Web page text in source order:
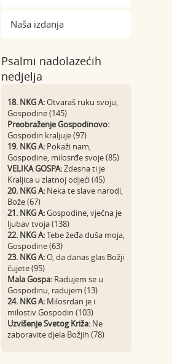
Naša izdanja
Psalmi nadolazećih
nedjelja
18. NKG A:Otvaraš ruku svoju,
Gospodine (145)
Preobraženje Gospodinovo:
Gospodin kraljuje (97)
19. NKG A: Pokaži nam,
Gospodine, milosrđe svoje (85)
VELIKA GOSPA:Zdesna ti je
Kraljica u zlatnoj odjeći (45)
20. NKG A: Neka te slave narodi,
Bože (67)
21. NKG A:Gospodine, vječna je
ljubav tvoja (138)
22. NKG A:Tebe žeđa duša moja,
Gospodine (63)
23. NKG A:O, da danas glas Božji
čujete (95)
Mala Gospa: Radujem se u
Gospodinu, radujem (13)
24. NKG A: Milosrdan je i
milostiv Gospodin (103)
Uzvišenje Svetog Križa: Ne
zaboravite djela Božjih (78)